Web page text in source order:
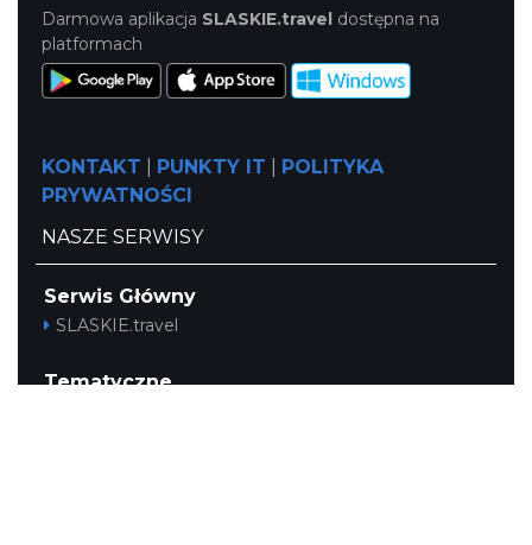
Darmowa aplikacja SLASKIE.travel dostępna na
platformach
KONTAKT PUNKTY IT
POLITYKA
PRYWATNOŚCI
NASZE SERWISY
Serwis Główny
SLASKIE.travel
Tematyczne